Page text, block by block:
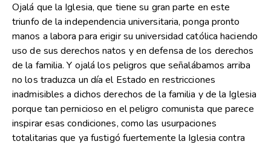
Ojalá que la Iglesia, que tiene su gran parte en este
triunfo de la independencia universitaria, ponga pronto
manos a labora para erigir su universidad católica haciendo
uso de sus derechos natos y en defensa de los derechos
de la familia. Y ojalá los peligros que señalábamos arriba
no los traduzca un día el Estado en restricciones
inadmisibles a dichos derechos de la familia y de la Iglesia
porque tan pernicioso en el peligro comunista que parece
inspirar esas condiciones, como las usurpaciones
totalitarias que ya fustigó fuertemente la Iglesia contra